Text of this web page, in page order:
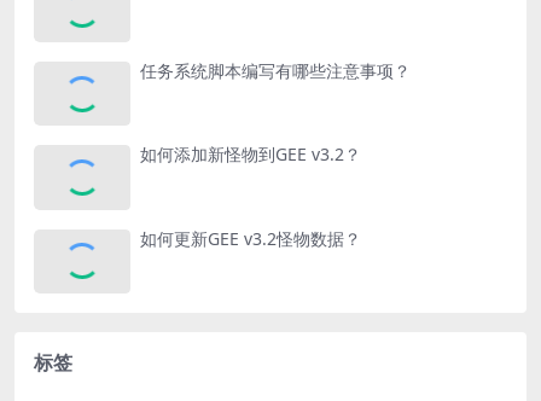
任务系统脚本编写有哪些注意事项？
如何添加新怪物到GEE v3.2？
如何更新GEE v3.2怪物数据？
标签